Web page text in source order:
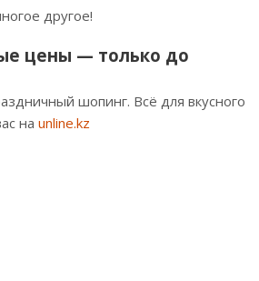
другое!
цены — только до
шопинг. Всё для вкусного
на unline.kz